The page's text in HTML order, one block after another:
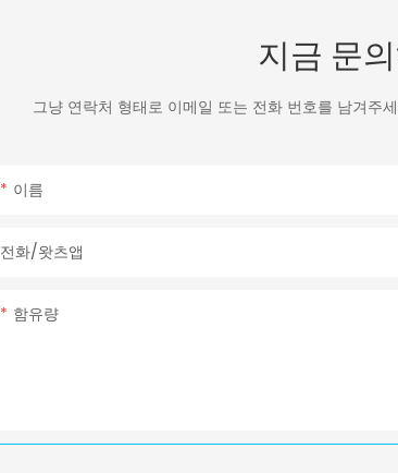
지금 문
그냥 연락처 형태로 이메일 또는 전화 번호를 남겨주
이름
전화/왓츠앱
함유량